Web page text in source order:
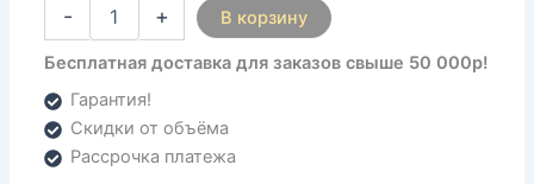
- + В корзину
Бесплатная доставка для заказов свыше 50 000р!
Гарантия!
Скидки от объёма
Рассрочка платежа